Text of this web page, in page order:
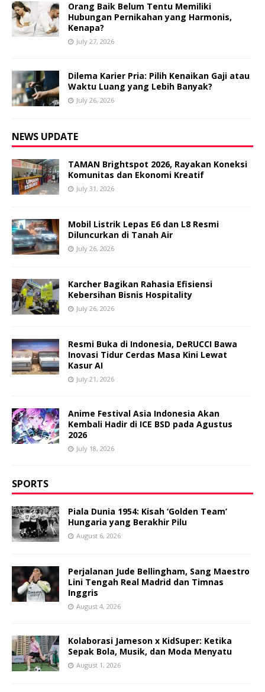
Orang Baik Belum Tentu Memiliki
Hubungan Pernikahan yang Harmonis,
Kenapa?
July 27, 2026
Dilema Karier Pria: Pilih Kenaikan Gaji atau
Waktu Luang yang Lebih Banyak?
July 26, 2026
NEWS UPDATE
TAMAN Brightspot 2026, Rayakan Koneksi
Komunitas dan Ekonomi Kreatif
July 31, 2026
Mobil Listrik Lepas E6 dan L8 Resmi
Diluncurkan di Tanah Air
July 26, 2026
Karcher Bagikan Rahasia Efisiensi
Kebersihan Bisnis Hospitality
July 26, 2026
Resmi Buka di Indonesia, DeRUCCI Bawa
Inovasi Tidur Cerdas Masa Kini Lewat
Kasur AI
July 21, 2026
Anime Festival Asia Indonesia Akan
Kembali Hadir di ICE BSD pada Agustus
2026
July 18, 2026
SPORTS
Piala Dunia 1954: Kisah ‘Golden Team’
Hungaria yang Berakhir Pilu
August 6, 2026
Perjalanan Jude Bellingham, Sang Maestro
Lini Tengah Real Madrid dan Timnas
Inggris
August 4, 2026
Kolaborasi Jameson x KidSuper: Ketika
Sepak Bola, Musik, dan Moda Menyatu
August 1, 2026